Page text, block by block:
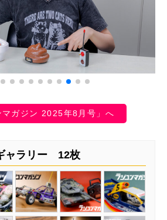
マガジン 2025年8月号」へ
ャラリー 12枚